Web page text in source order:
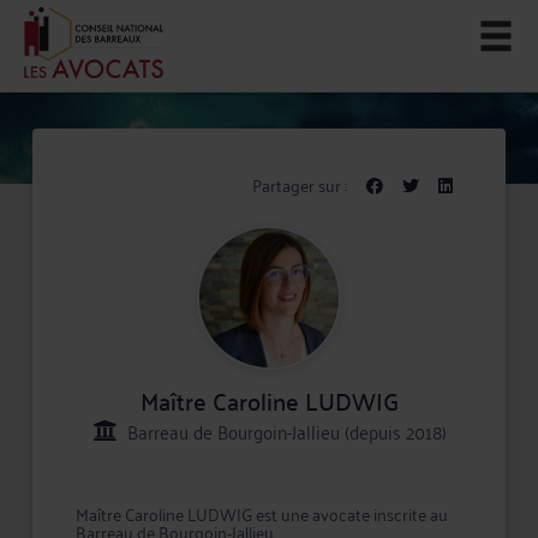
Partager sur :
Maître Caroline LUDWIG
Barreau de Bourgoin-Jallieu (depuis 2018)
Maître Caroline LUDWIG est une avocate inscrite au
Barreau de Bourgoin-Jallieu.